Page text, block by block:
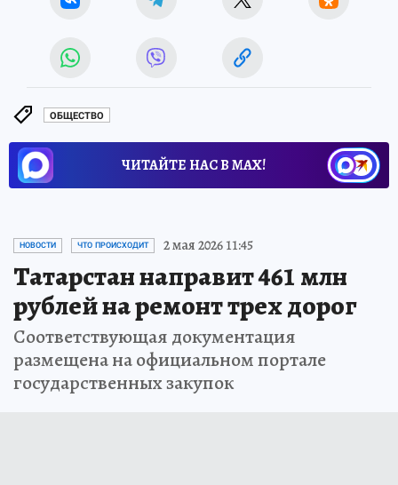
ОБЩЕСТВО
ЧИТАЙТЕ НАС В МАХ!
НОВОСТИ ЧТО ПРОИСХОДИТ 2 мая 2026 11:45
Татарстан направит 461 млн
рублей на ремонт трех дорог
Соответствующая документация
размещена на официальном портале
государственных закупок